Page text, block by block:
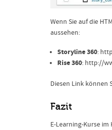
Wenn Sie auf die
aussehen:
Storyline 360:
Rise 360: http://
Diesen Link können
Fazit
E-Learning-Kurse